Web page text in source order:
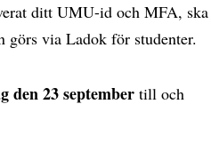
ditt UMU-id och MFA, ska
görs via Ladok för studenter.
den 23 september till och